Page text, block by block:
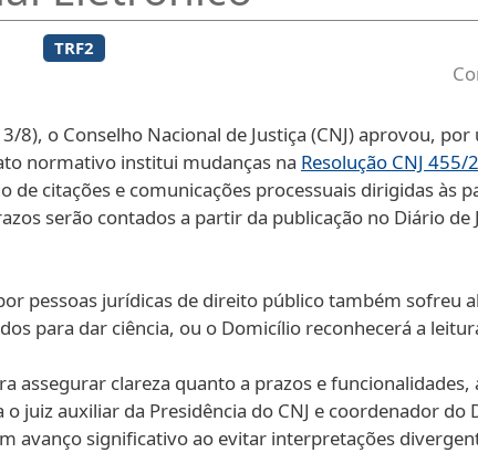
TRF2
8), o Conselho Nacional de Justiça (CNJ) aprovou,
normativo institui mudanças na Resolução CNJ 455/
de citações e comunicações processuais dirigidas às
serão contados a partir da publicação no Diário de
pessoas jurídicas de direito público também sofreu
para dar ciência, ou o Domicílio reconhecerá a
assegurar clareza quanto a prazos e
juiz auxiliar da Presidência do CNJ e coordenador do
avanço significativo ao evitar interpretações